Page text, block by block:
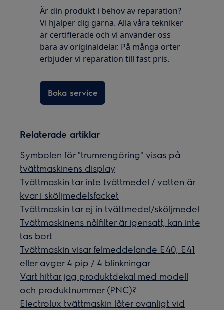
Är din produkt i behov av reparation?
Vi hjälper dig gärna. Alla våra tekniker
är certifierade och vi använder oss
bara av originaldelar. På många orter
erbjuder vi reparation till fast pris.
Boka service
Relaterade artiklar
Symbolen för "trumrengöring" visas på
tvättmaskinens display
Tvättmaskin tar inte tvättmedel / vatten är
kvar i sköljmedelsfacket
Tvättmaskin tar ej in tvättmedel/sköljmedel
Tvättmaskinens nålfilter är igensatt, kan inte
tas bort
Tvättmaskin visar felmeddelande E40, E41
eller avger 4 pip / 4 blinkningar
Vart hittar jag produktdekal med modell
och produktnummer (PNC)?
Electrolux tvättmaskin låter ovanligt vid